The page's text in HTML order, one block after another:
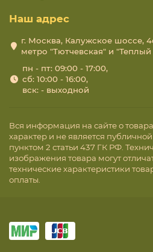
Наш адрес
г. Москва, Калужское шоссе,
метро "Тютчевская" и "Теплый
пн - пт: 09:00 - 17:00,
сб: 10:00 - 16:00,
вск: - выходной
Вся информация на сайте о
характер и не является
пунктом 2 статьи 437 ГК РФ.
изображения товара могут
технические характеристики
оплаты.